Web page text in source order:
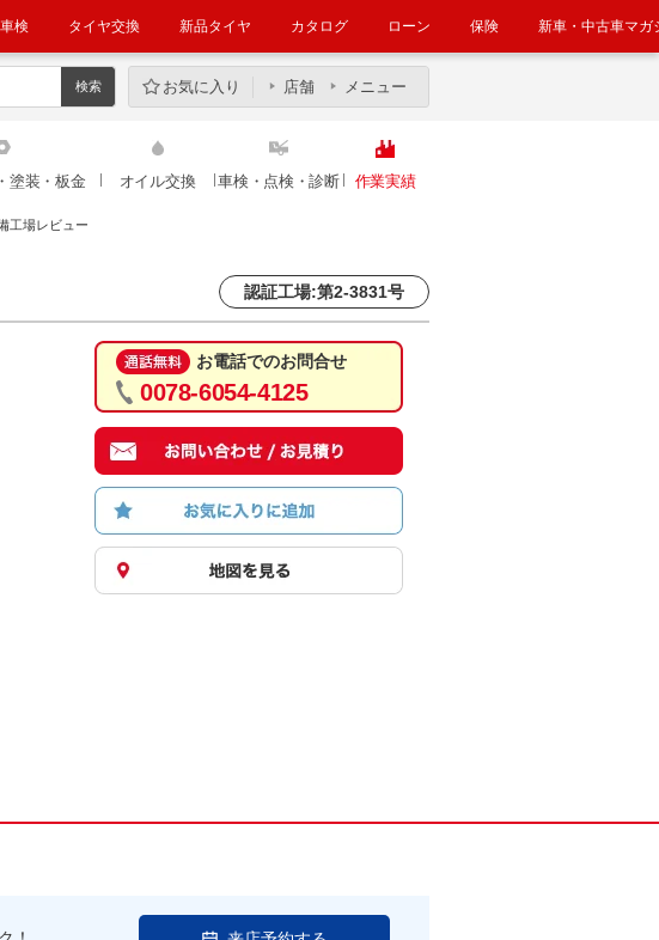
車検 タイヤ交換 新品タイヤ カタログ ローン 保険 新車・中古車マガ
お気に入り 店舗 メニュー
塗装・板金 オイル交換 車検・点検・診断 作業実績
工場レビュー
認証工場:第2-3831号
お電話でのお問合せ
0078-6054-4125